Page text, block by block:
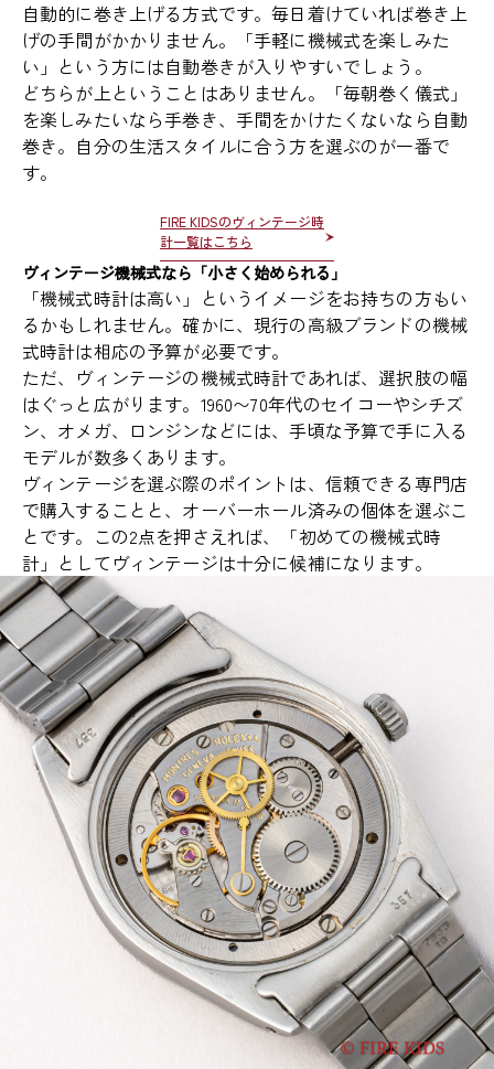
自動的に巻き上げる方式です。毎日着けていれば巻き上
げの手間がかかりません。「手軽に機械式を楽しみた
い」という方には自動巻きが入りやすいでしょう。
どちらが上ということはありません。「毎朝巻く儀式」
を楽しみたいなら手巻き、手間をかけたくないなら自動
巻き。自分の生活スタイルに合う方を選ぶのが一番で
す。
FIRE KIDSのヴィンテージ時
計一覧はこちら
ヴィンテージ機械式なら「小さく始められる」
「機械式時計は高い」というイメージをお持ちの方もい
るかもしれません。確かに、現行の高級ブランドの機械
式時計は相応の予算が必要です。
ただ、ヴィンテージの機械式時計であれば、選択肢の幅
はぐっと広がります。1960〜70年代のセイコーやシチズ
ン、オメガ、ロンジンなどには、手頃な予算で手に入る
モデルが数多くあります。
ヴィンテージを選ぶ際のポイントは、信頼できる専門店
で購入することと、オーバーホール済みの個体を選ぶこ
とです。この2点を押さえれば、「初めての機械式時
計」としてヴィンテージは十分に候補になります。